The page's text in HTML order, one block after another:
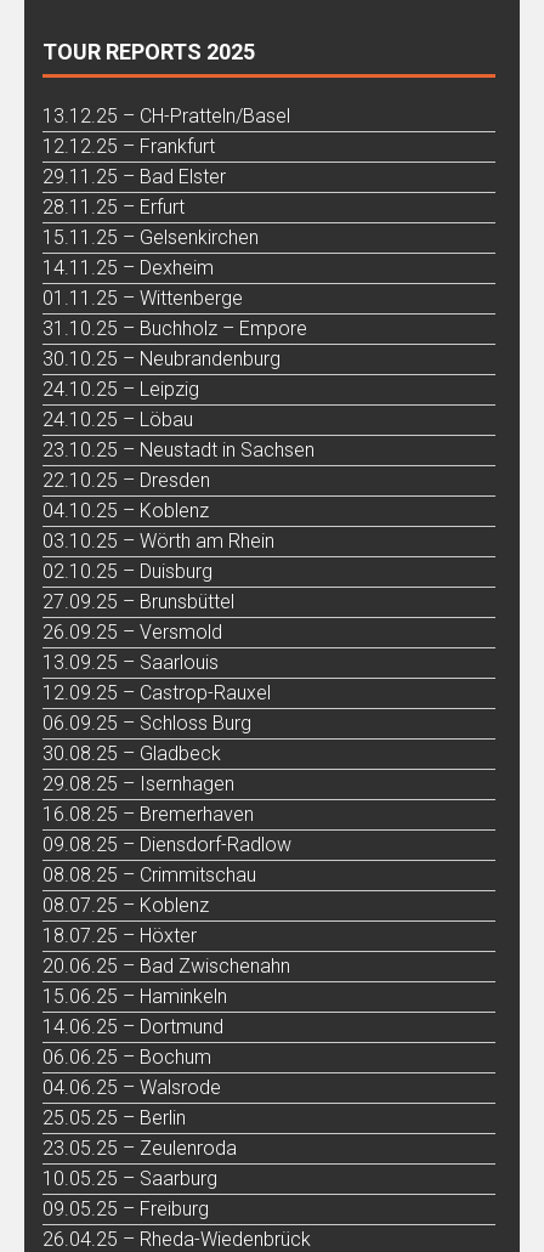
TOUR REPORTS 2025
13.12.25 – CH-Pratteln/Basel
12.12.25 – Frankfurt
29.11.25 – Bad Elster
28.11.25 – Erfurt
15.11.25 – Gelsenkirchen
14.11.25 – Dexheim
01.11.25 – Wittenberge
31.10.25 – Buchholz – Empore
30.10.25 – Neubrandenburg
24.10.25 – Leipzig
24.10.25 – Löbau
23.10.25 – Neustadt in Sachsen
22.10.25 – Dresden
04.10.25 – Koblenz
03.10.25 – Wörth am Rhein
02.10.25 – Duisburg
27.09.25 – Brunsbüttel
26.09.25 – Versmold
13.09.25 – Saarlouis
12.09.25 – Castrop-Rauxel
06.09.25 – Schloss Burg
30.08.25 – Gladbeck
29.08.25 – Isernhagen
16.08.25 – Bremerhaven
09.08.25 – Diensdorf-Radlow
08.08.25 – Crimmitschau
08.07.25 – Koblenz
18.07.25 – Höxter
20.06.25 – Bad Zwischenahn
15.06.25 – Haminkeln
14.06.25 – Dortmund
06.06.25 – Bochum
04.06.25 – Walsrode
25.05.25 – Berlin
23.05.25 – Zeulenroda
10.05.25 – Saarburg
09.05.25 – Freiburg
26.04.25 – Rheda-Wiedenbrück